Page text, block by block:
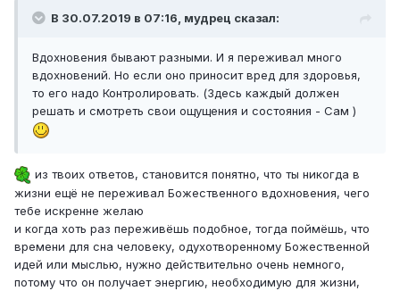
В 30.07.2019 в 07:16, мудрец сказал:
Вдохновения бывают разными. И я переживал много
вдохновений. Но если оно приносит вред для здоровья,
то его надо Контролировать. (Здесь каждый должен
решать и смотреть свои ощущения и состояния - Сам )
из твоих ответов, становится понятно, что ты никогда в
жизни ещё не переживал Божественного вдохновения, чего
тебе искренне желаю
и когда хоть раз переживёшь подобное, тогда поймёшь, что
времени для сна человеку, одухотворенному Божественной
идей или мыслью, нужно действительно очень немного,
потому что он получает энергию, необходимую для жизни,